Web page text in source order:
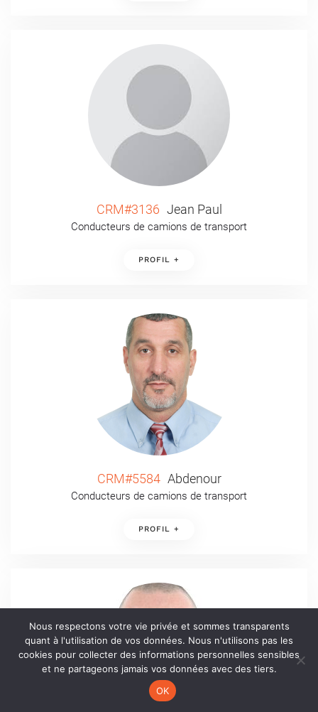
CRM#3136 Jean Paul
Conducteurs de camions de transport
PROFIL +
CRM#5584 Abdenour
Conducteurs de camions de transport
PROFIL +
Nous respectons votre vie privée et sommes transparents
quant à l'utilisation de vos données. Nous n'utilisons pas les
cookies pour collecter des informations personnelles sensibles
et ne partageons jamais vos données avec des tiers.
OK